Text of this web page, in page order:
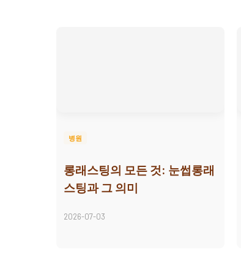
병원
롱래스팅의 모든 것: 눈썹롱래
스팅과 그 의미
2026-07-03